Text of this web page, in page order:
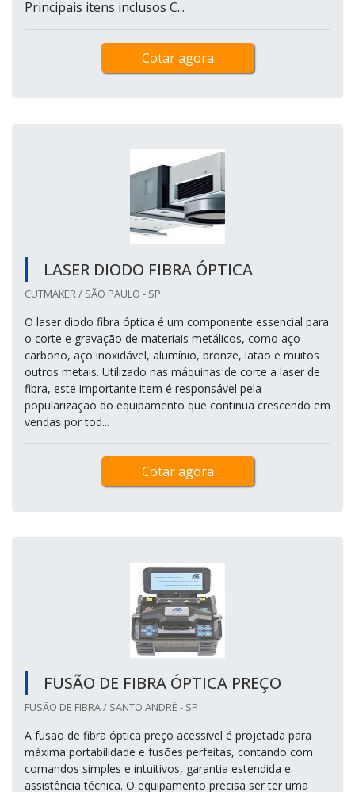
Principais itens inclusos C...
Cotar agora
LASER DIODO FIBRA ÓPTICA
CUTMAKER / SÃO PAULO - SP
O laser diodo fibra óptica é um componente essencial para
o corte e gravação de materiais metálicos, como aço
carbono, aço inoxidável, alumínio, bronze, latão e muitos
outros metais. Utilizado nas máquinas de corte a laser de
fibra, este importante item é responsável pela
popularização do equipamento que continua crescendo em
vendas por tod...
Cotar agora
FUSÃO DE FIBRA ÓPTICA PREÇO
FUSÃO DE FIBRA / SANTO ANDRÉ - SP
A fusão de fibra óptica preço acessível é projetada para
máxima portabilidade e fusões perfeitas, contando com
comandos simples e intuitivos, garantia estendida e
assistência técnica. O equipamento precisa ser ter uma